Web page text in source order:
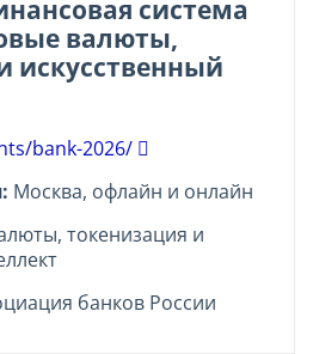
система
валюты,
искусственный
bank-2026/
Москва, офлайн и онлайн
токенизация и
банков России